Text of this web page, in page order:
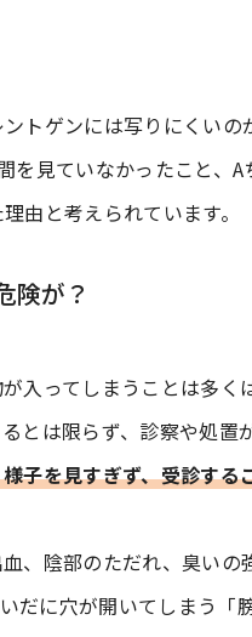
トゲンには写りにくいの
を見ていなかったこと、
由と考えられています。
険が？
入ってしまうことは多く
とは限らず、診察や処置
子を見すぎず、受診する
、陰部のただれ、臭い
に穴が開いてしまう「